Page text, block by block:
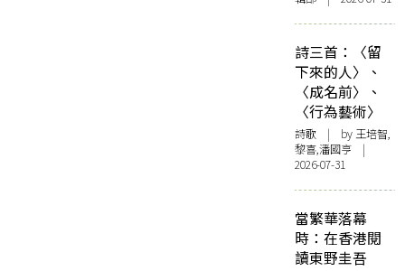
詩三首：〈留
下來的人〉、
〈成名前〉、
〈行為藝術〉
詩歌 | by 王培智,
黎喜,潘國亨 |
2026-07-31
當繁華落幕
時：在香港閱
讀東野圭吾